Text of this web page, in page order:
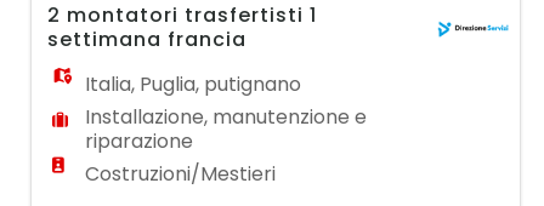
di
lavoro
Carica
il
Login
2 montatori trasfertisti 1
settimana francia
Italia, Puglia, putignano
Installazione, manutenzione e
riparazione
Costruzioni/Mestieri